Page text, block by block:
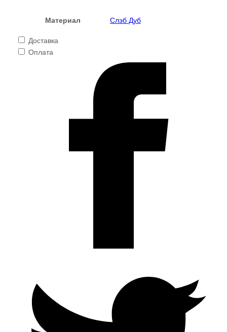
Материал Слэб Дуб
Доставка
Оплата